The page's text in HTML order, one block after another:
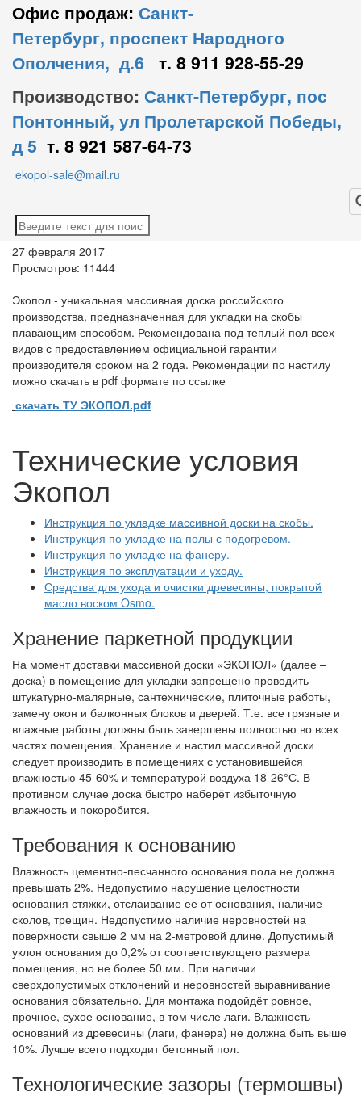
Офис продаж: Санкт-
Петербург, проспект Народного
Ополчения, д.6 т. 8 911 928-55-29
Производство: Санкт-Петербург, пос
Понтонный, ул Пролетарской Победы,
д 5 т. 8 921 587-64-73
ekopol-sale@mail.ru
27 февраля 2017
Просмотров: 11444
Экопол - уникальная массивная доска российского
производства, предназначенная для укладки на скобы
плавающим способом. Рекомендована под теплый пол всех
видов с предоставлением официальной гарантии
производителя сроком на 2 года. Рекомендации по настилу
можно скачать в pdf формате по ссылке
скачать ТУ ЭКОПОЛ.pdf
Технические условия
Экопол
Инструкция по укладке массивной доски на скобы.
Инструкция по укладке на полы с подогревом.
Инструкция по укладке на фанеру.
Инструкция по эксплуатации и уходу.
Средства для ухода и очистки древесины, покрытой
масло воском Osmo.
Хранение паркетной продукции
На момент доставки массивной доски «ЭКОПОЛ» (далее –
доска) в помещение для укладки запрещено проводить
штукатурно-малярные, сантехнические, плиточные работы,
замену окон и балконных блоков и дверей. Т.е. все грязные и
влажные работы должны быть завершены полностью во всех
частях помещения. Хранение и настил массивной доски
следует производить в помещениях с установившейся
влажностью 45-60% и температурой воздуха 18-26°С. В
противном случае доска быстро наберёт избыточную
влажность и покоробится.
Требования к основанию
Влажность цементно-песчанного основания пола не должна
превышать 2%. Недопустимо нарушение целостности
основания стяжки, отслаивание ее от основания, наличие
сколов, трещин. Недопустимо наличие неровностей на
поверхности свыше 2 мм на 2-метровой длине. Допустимый
уклон основания до 0,2% от соответствующего размера
помещения, но не более 50 мм. При наличии
сверхдопустимых отклонений и неровностей выравнивание
основания обязательно. Для монтажа подойдёт ровное,
прочное, сухое основание, в том числе лаги. Влажность
оснований из древесины (лаги, фанера) не должна быть выше
10%. Лучше всего подходит бетонный пол.
Технологические зазоры (термошвы)